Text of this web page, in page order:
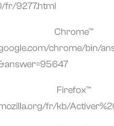
fr/9277.html
chrome/bin/
fr/kb/